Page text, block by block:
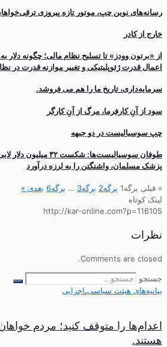
رسانه‌های نوین چپ، موتور تازه پیروزی
خارج از کادر
از «برتون وودز» تا تسلیح نظام مالی؛ چگونه دلار
اعمال قدرت ژئوپلیتیکی و تغییر موازنه قدرت در
سرمایه‌داری، تاریخ ما را هم می فروشد.
سود از آنِ کارفرما، مرگ از آنِ کارگر
چپ سوسیالیست در دو جبهه
طوفان سوسیالیست‌ها:
پزشک مسلمان، واشنگتن را به لرزه درآورد
« قبلی برگه1 برگه2 برگه3
… برگه6 بعدی »
لینک کوتاه
http://kar-online.com?p=116105
نظرات
Comments are closed.
جستجو
بیانیه‌های هیئت‌ سیاسی‌ـ‌اجرایی
اعدام‌ها را متوقف کنید؛ مردم
هستند.